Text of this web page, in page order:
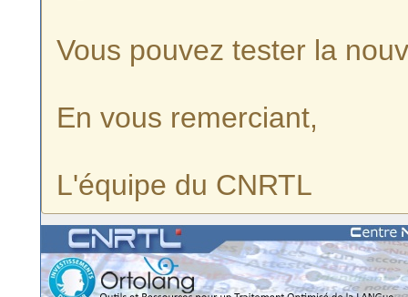
Vous pouvez tester la
En vous remerciant,
L'équipe du CNRTL